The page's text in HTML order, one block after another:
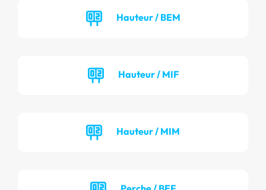
Hauteur / BEM
Hauteur / MIF
Hauteur / MIM